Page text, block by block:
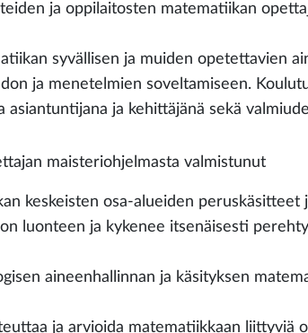
ja oppilaitosten matematiikan
syvällisen ja muiden opetettavien
ja menetelmien soveltamiseen.
asiantuntijana ja kehittäjänä sekä
maisteriohjelmasta valmistunut
keskeisten osa-alueiden peruskäsitteet
luonteen ja kykenee itsenäisesti
aineenhallinnan ja käsityksen
ja arvioida matematiikkaan liittyviä